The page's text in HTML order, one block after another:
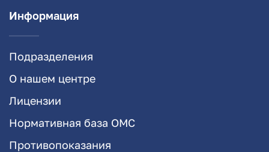
Информация
Подразделения
О нашем центре
Лицензии
Нормативная база ОМС
Противопоказания